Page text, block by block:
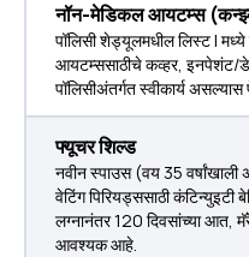
नॉन-मेडिकल आयटम्स
पॉलिसी शेड्यूलमधील लिस्ट I
आयटम्ससाठीचे कव्हर, इनपेशंट/
पॉलिसीअंतर्गत स्वीकार्य
फ्यूचर शिल्ड
नवीन स्पाउस (वय 35
वेटिंग पिरियड्ससाठी कंटिन्युइटी
लग्नानंतर 120 दिवसांच्या आत,
आवश्यक आहे.